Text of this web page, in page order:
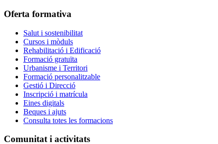
Oferta formativa
Salut i sostenibilitat
Cursos i mòduls
Rehabilitació i Edificació
Formació gratuïta
Urbanisme i Territori
Formació personalitzable
Gestió i Direcció
Inscripció i matrícula
Eines digitals
Beques i ajuts
Consulta totes les formacions
Comunitat i activitats